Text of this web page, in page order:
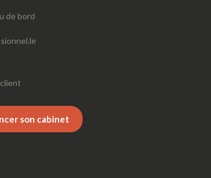
de bord
son cabinet